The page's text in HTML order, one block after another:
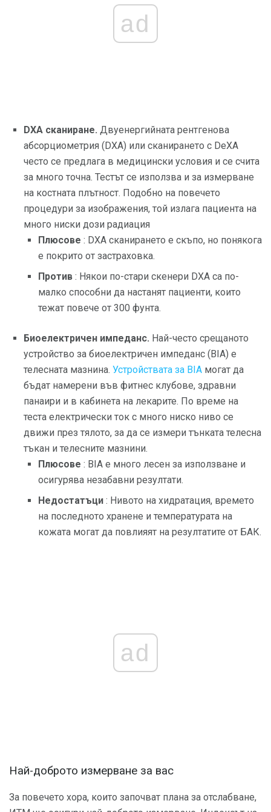
ad
DXA сканиране. Двуенергийната рентгенова
абсорциометрия (DXA) или сканирането с DeXA
често се предлага в медицински условия и се счита
за много точна. Тестът се използва и за измерване
на костната плътност. Подобно на повечето
процедури за изображения, той излага пациента на
много ниски дози радиация
Плюсове : DXA сканирането е скъпо, но понякога
е покрито от застраховка.
Против : Някои по-стари скенери DXA са по-
малко способни да настанят пациенти, които
тежат повече от 300 фунта.
Биоелектричен импеданс. Най-често срещаното
устройство за биоелектричен импеданс (BIA) е
телесната мазнина. Устройствата за BIA могат да
бъдат намерени във фитнес клубове, здравни
панаири и в кабинета на лекарите. По време на
теста електрически ток с много ниско ниво се
движи през тялото, за да се измери тънката телесна
тъкан и телесните мазнини.
Плюсове : BIA е много лесен за използване и
осигурява незабавни резултати.
Недостатъци : Нивото на хидратация, времето
на последното хранене и температурата на
кожата могат да повлияят на резултатите от БАК.
ad
Най-доброто измерване за вас
За повечето хора, които започват плана за отслабване,